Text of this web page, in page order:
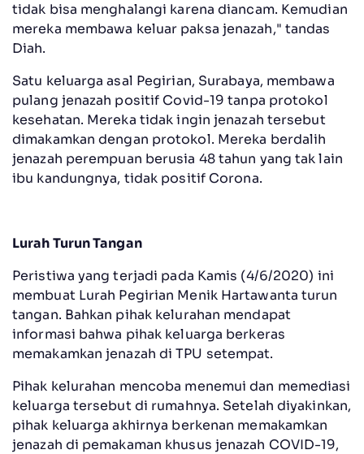
tidak bisa menghalangi karena diancam. Kemudian
mereka membawa keluar paksa jenazah," tandas
Diah.
Satu keluarga asal Pegirian, Surabaya, membawa
pulang jenazah positif Covid-19 tanpa protokol
kesehatan. Mereka tidak ingin jenazah tersebut
dimakamkan dengan protokol. Mereka berdalih
jenazah perempuan berusia 48 tahun yang tak lain
ibu kandungnya, tidak positif Corona.
Lurah Turun Tangan
Peristiwa yang terjadi pada Kamis (4/6/2020) ini
membuat Lurah Pegirian Menik Hartawanta turun
tangan. Bahkan pihak kelurahan mendapat
informasi bahwa pihak keluarga berkeras
memakamkan jenazah di TPU setempat.
Pihak kelurahan mencoba menemui dan memediasi
keluarga tersebut di rumahnya. Setelah diyakinkan,
pihak keluarga akhirnya berkenan memakamkan
jenazah di pemakaman khusus jenazah COVID-19,